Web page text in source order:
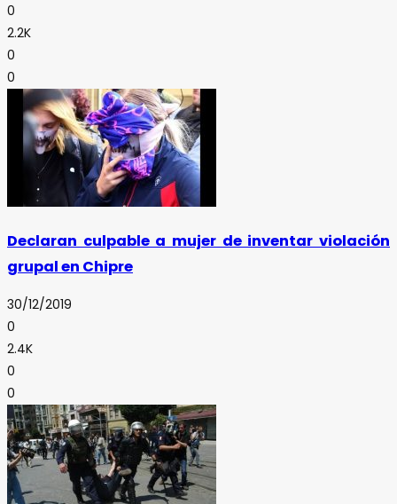
0
2.2K
0
0
Declaran culpable a mujer de inventar violación
grupal en Chipre
30/12/2019
0
2.4K
0
0